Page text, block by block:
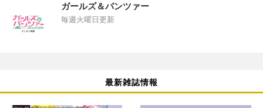
ガールズ＆パンツァー
毎週火曜日更新
最新雑誌情報